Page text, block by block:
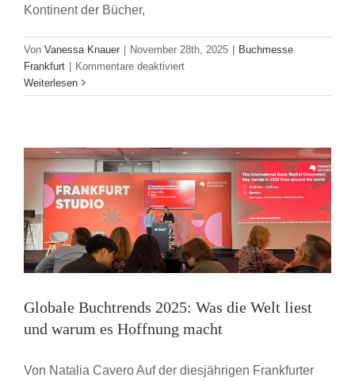
Kontinent der Bücher,
Von Vanessa Knauer November 28th, 2025
Buchmesse
Frankfurt
Kommentare deaktiviertfür
im
Blick
auf
den
europäischen
Buchmarkt
2024–
25
Weiterlesen
Globale Buchtrends 2025: Was die Welt liest
Globale Buchtrends 2025: Was die Welt liest
und warum es Hoffnung macht
Von Natalia Cavero Auf der diesjährigen Frankfurter